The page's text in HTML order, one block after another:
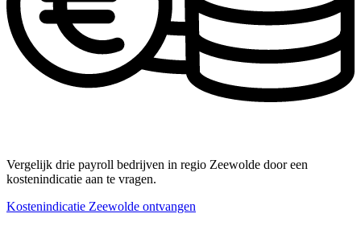
Vergelijk drie payroll bedrijven in regio Zeewolde door een
kostenindicatie aan te vragen.
Kostenindicatie Zeewolde ontvangen